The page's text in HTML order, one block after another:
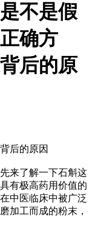
不是假
确方
后的原
后的原因
来了解一下石斛这
有极高药用价值的
中医临床中被广泛
加工而成的粉末，